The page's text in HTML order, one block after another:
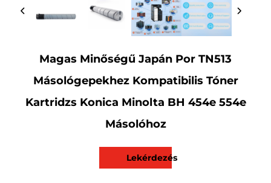
Magas Minőségű Japán Por TN513
Másológepekhez Kompatibilis Tóner
Kartridzs Konica Minolta BH 454e 554e
Másolóhoz
Lekérdezés